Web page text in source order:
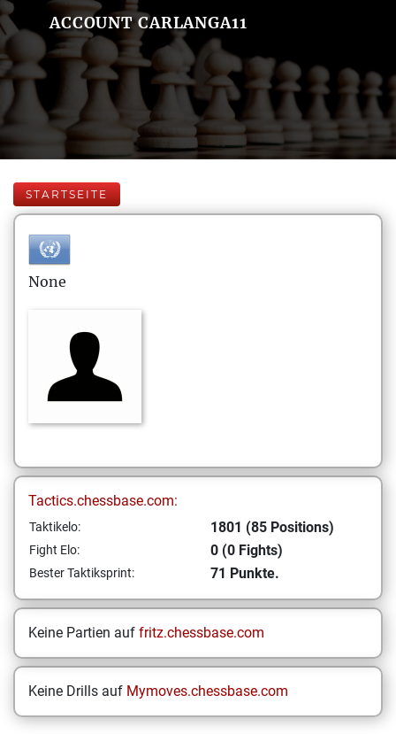
ACCOUNT CARLANGA11
STARTSEITE
None
Tactics.chessbase.com:
Taktikelo: 1801 (85 Positions)
Fight Elo: 0 (0 Fights)
Bester Taktiksprint: 71 Punkte.
Keine Partien auf fritz.chessbase.com
Keine Drills auf Mymoves.chessbase.com